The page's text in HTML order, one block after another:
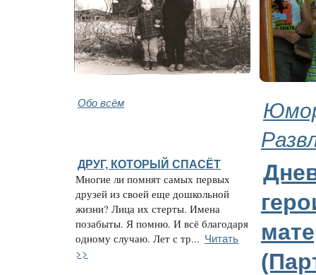
Обо всём
ДРУГ, КОТОРЫЙ СПАСЁТ
Многие ли помнят самых первых
друзей из своей еще дошкольной
жизни? Лица их стерты. Имена
позабыты. Я помню. И всё благодаря
одному случаю. Лет с тр... Читать
>>